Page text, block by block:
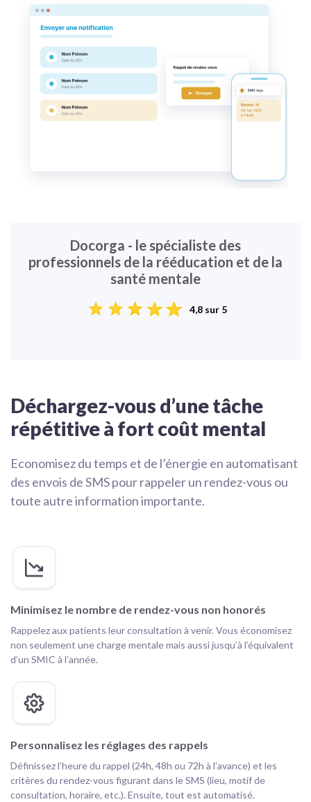
Docorga - le spécialiste des
professionnels de la rééducation et de la
santé mentale
4,8 sur 5
Déchargez-vous d’une tâche
répétitive à fort coût mental
Economisez du temps et de l’énergie en automatisant
des envois de SMS pour rappeler un rendez-vous ou
toute autre information importante.
Minimisez le nombre de rendez-vous non honorés
Rappelez aux patients leur consultation à venir. Vous économisez
non seulement une charge mentale mais aussi jusqu’à l’équivalent
d’un SMIC à l’année.
Personnalisez les réglages des rappels
Définissez l’heure du rappel (24h, 48h ou 72h à l’avance) et les
critères du rendez-vous figurant dans le SMS (lieu, motif de
consultation, horaire, etc.). Ensuite, tout est automatisé.